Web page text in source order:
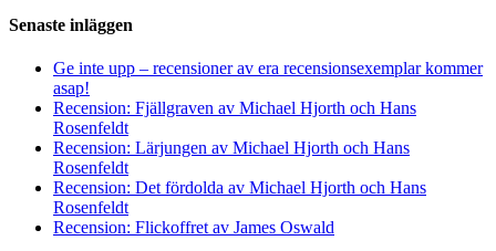
Senaste inläggen
Ge inte upp – recensioner av era recensionsexemplar kommer
asap!
Recension: Fjällgraven av Michael Hjorth och Hans
Rosenfeldt
Recension: Lärjungen av Michael Hjorth och Hans
Rosenfeldt
Recension: Det fördolda av Michael Hjorth och Hans
Rosenfeldt
Recension: Flickoffret av James Oswald